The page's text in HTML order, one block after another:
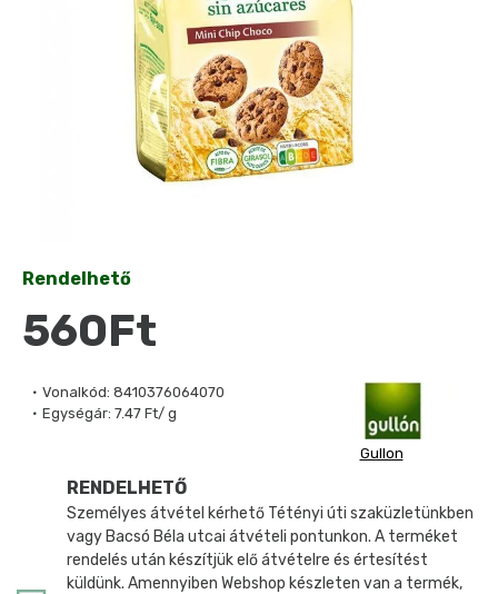
Vonalkód: 8410376064070
Egységár: 7.47 Ft/ g
Gullon
Rendelhető
560Ft
RENDELHETŐ
Személyes átvétel kérhető Tétényi úti szaküzletünkben
vagy Bacsó Béla utcai átvételi pontunkon. A terméket
rendelés után készítjük elő átvételre és értesítést
küldünk. Amennyiben Webshop készleten van a termék,